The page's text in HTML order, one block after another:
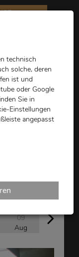
CLUB
09
Aug
10
technisch
solche, deren
ist und
oder Google
Sie in
Einstellungen
angepasst